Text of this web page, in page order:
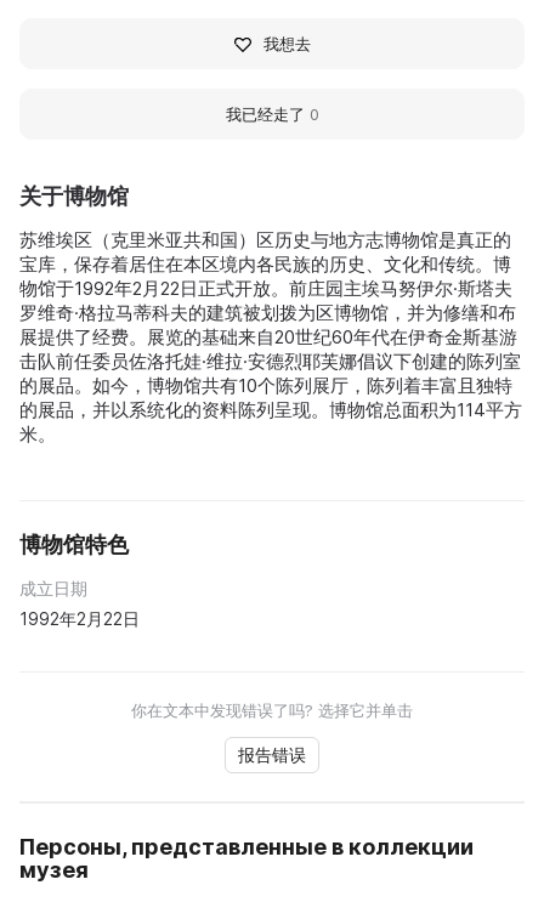
关于博物馆
苏维埃区（克里米亚共和国）区历史与地方志博物馆是真正的
宝库，保存着居住在本区境内各民族的历史、文化和传统。博
物馆于1992年2月22日正式开放。前庄园主埃马努伊尔·斯塔夫
罗维奇·格拉马蒂科夫的建筑被划拨为区博物馆，并为修缮和布
展提供了经费。展览的基础来自20世纪60年代在伊奇金斯基游
击队前任委员佐洛托娃·维拉·安德烈耶芙娜倡议下创建的陈列室
的展品。如今，博物馆共有10个陈列展厅，陈列着丰富且独特
的展品，并以系统化的资料陈列呈现。博物馆总面积为114平方
米。
博物馆特色
成立日期
1992年2月22日
你在文本中发现错误了吗? 选择它并单击
报告错误
Персоны, представленные в коллекции
музея
我想去
我已经走了 0